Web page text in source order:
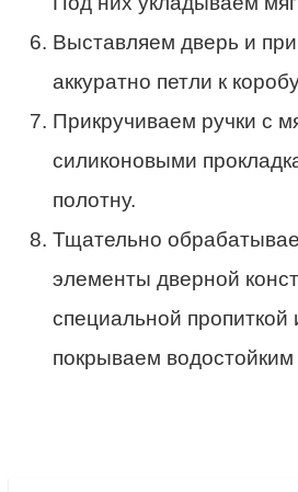
Выставляем дверь и
аккуратно петли к
Прикручиваем ручки с
силиконовыми
полотну.
Тщательно
элементы дверной
специальной пропиткой
покрываем водостойким